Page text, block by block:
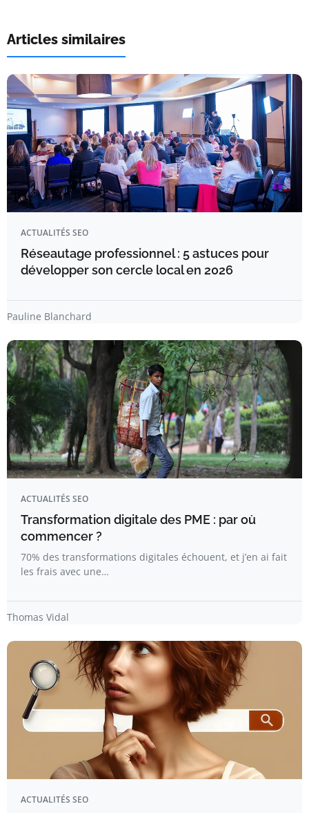
Articles similaires
ACTUALITÉS SEO
Réseautage professionnel : 5 astuces pour
développer son cercle local en 2026
Pauline Blanchard
ACTUALITÉS SEO
Transformation digitale des PME : par où
commencer ?
70% des transformations digitales échouent, et j’en ai fait
les frais avec une…
Thomas Vidal
ACTUALITÉS SEO